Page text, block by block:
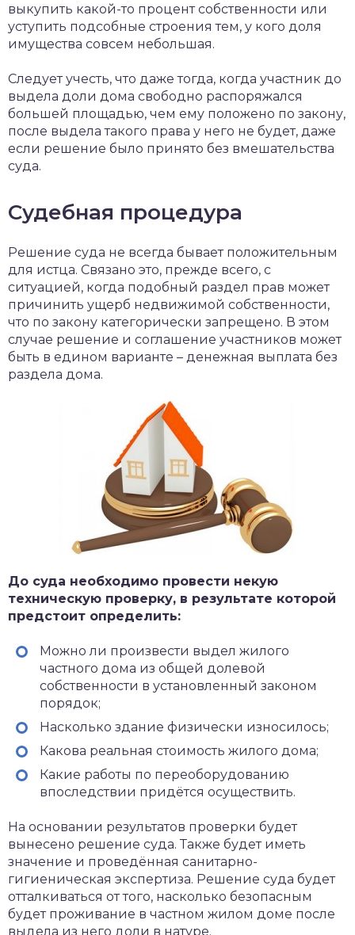
выкупить какой-то процент собственности или
уступить подсобные строения тем, у кого доля
имущества совсем небольшая.
Следует учесть, что даже тогда, когда участник до
выдела доли дома свободно распоряжался
большей площадью, чем ему положено по закону,
после выдела такого права у него не будет, даже
если решение было принято без вмешательства
суда.
Судебная процедура
Решение суда не всегда бывает положительным
для истца. Связано это, прежде всего, с
ситуацией, когда подобный раздел прав может
причинить ущерб недвижимой собственности,
что по закону категорически запрещено. В этом
случае решение и соглашение участников может
быть в едином варианте – денежная выплата без
раздела дома.
До суда необходимо провести некую
техническую проверку, в результате которой
предстоит определить:
Можно ли произвести выдел жилого
частного дома из общей долевой
собственности в установленный законом
порядок;
Насколько здание физически износилось;
Какова реальная стоимость жилого дома;
Какие работы по переоборудованию
впоследствии придётся осуществить.
На основании результатов проверки будет
вынесено решение суда. Также будет иметь
значение и проведённая санитарно-
гигиеническая экспертиза. Решение суда будет
отталкиваться от того, насколько безопасным
будет проживание в частном жилом доме после
выдела из него доли в натуре.